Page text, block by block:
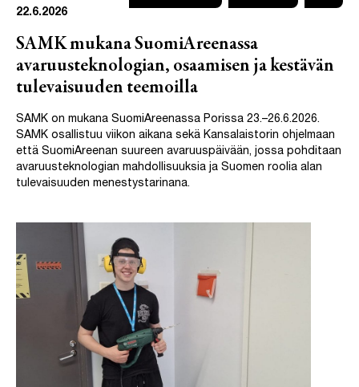
22.6.2026
SAMK mukana SuomiAreenassa
avaruusteknologian, osaamisen ja kestävän
tulevaisuuden teemoilla
SAMK on mukana SuomiAreenassa Porissa 23.–26.6.2026.
SAMK osallistuu viikon aikana sekä Kansalaistorin ohjelmaan
että SuomiAreenan suureen avaruuspäivään, jossa pohditaan
avaruusteknologian mahdollisuuksia ja Suomen roolia alan
tulevaisuuden menestystarinana.